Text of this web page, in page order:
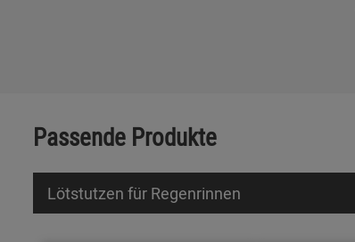
Passende Produkte
Lötstutzen für Regenrinnen